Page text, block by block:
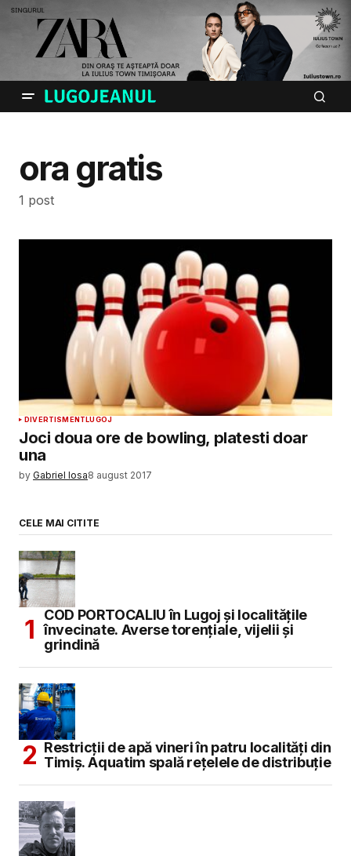
ora gratis
1 post
DIVERTISMENTLUGOJ
Joci doua ore de bowling, platesti doar
una
by Gabriel Iosa8 august 2017
CELE MAI CITITE
COD PORTOCALIU în Lugoj și localitățile
învecinate. Averse torențiale, vijelii și
grindină
Restricții de apă vineri în patru localități din
Timiș. Aquatim spală rețelele de distribuție